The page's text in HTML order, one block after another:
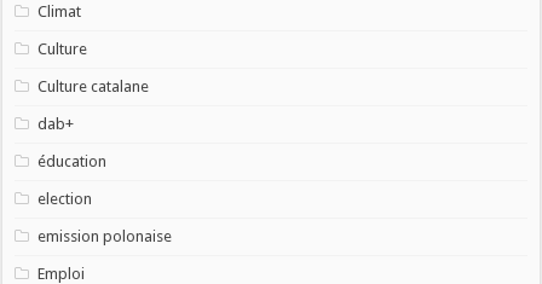
Climat
Culture
Culture catalane
dab+
éducation
election
emission polonaise
Emploi